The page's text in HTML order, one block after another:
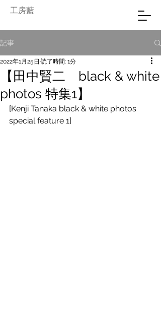
工房藍
記事
【田中賢二 black & white
photos 特集1】
2022年1月25日 読了時間: 1分
[Kenji Tanaka black & white photos
special feature 1]